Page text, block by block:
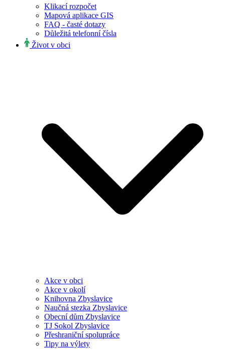
Klikací rozpočet
Mapová aplikace GIS
FAQ - časté dotazy
Důležitá telefonní čísla
Život v obci
Akce v obci
Akce v okolí
Knihovna Zbyslavice
Naučná stezka Zbyslavice
Obecní dům Zbyslavice
TJ Sokol Zbyslavice
Přeshraniční spolupráce
Tipy na výlety